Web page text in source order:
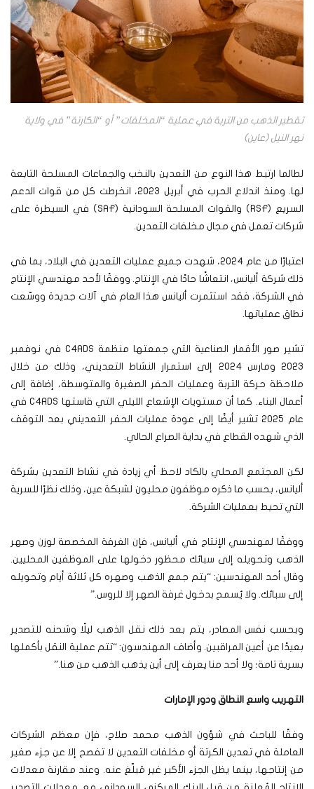
تقطير الذهب من التربة في عملية “المخلفات” أو “الكارتة” في ولاية
نهر النيل (عاين)
لطالما ارتبط هذا النوع من التعدين بالنخب والجماعات المسلحة التابعة
لها. ومنذ اندلاع الحرب في أبريل 2023، انخرطت كل من قوات الدعم
السريع (RSF) والقوات المسلحة السودانية (SAF) في السيطرة على
شركات تعمل في مجال مخلفات التعدين.
اعتبارًا من عام 2024، شهدت جميع عمليات التعدين في البلاد، بما في
ذلك شركة أليانس، انتعاشًا حادًا في الإنتاج. ووفقًا لأحد مهندسي الإنتاج
في الشركة، فقد استثمرت أليانس هذا العام في آلات جديدة ووسّعت
نطاق عملياتها.
تشير صور الأقمار الصناعية التي جمعتها منظمة C4ADS في نوفمبر
2023 ومارس 2024 إلى استمرار النشاط التعديني، وذلك من خلال
ملاحظة حركة التربة وعمليات الحفر الصغيرة والمتوسطة، إضافة إلى
أعمال البناء. كما أن مستويات الإشعاع الليلي التي قاستها C4ADS في
عام 2025 تشير أيضًا إلى عودة عمليات الحفر التعديني بعد التوقف
الذي شهده القطاع في بداية الصراع الحالي.
لكن المجتمع المحلي بالكاد لاحظ أي زيادة في نشاط التعدين بشركة
أليانس، بحسب ما ذكره موظفون محليون لشبكة عين، وذلك نظرًا للسرية
التي تحيط بعمليات الشركة.
ووفقًا لمهندسي الإنتاج في أليانس، فإن الغرفة المخصصة لوزن وصهر
الذهب وتحويله إلى سبائك محظور دخولها على الموظفين المحليين.
وقال أحد المهندسين: “يتم جمع الذهب وصهره كل ثلاثة أيام وتحويله
إلى سبائك. ولا يُسمح بدخول غرفة الصهر إلا للروس.”
وبحسب نفس المصادر، يتم بعد ذلك نقل الذهب ليلًا وشحنه للتصدير
بعيدًا عن أعين المراقبين. وأضاف المهندسون: “تتم عملية النقل بأكملها
بسرية تامة؛ ولا أحد منا يعرف إلى أين يذهب الذهب من هنا.”
التهريب واسع النطاق ودور الإمارات
وفقًا للباحث في شؤون الذهب محمد صلاح، فإن معظم الشركات
العاملة في تعدين الكرتة أو مخلفات التعدين لا تفصح إلا عن جزء صغير
من إنتاجها، بينما يظل الجزء الأكبر غير مُبلّغ عنه. وعند مقارنة معدلات